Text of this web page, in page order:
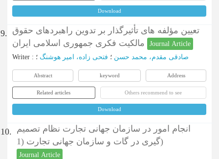
Download
9. تعیین مؤلفه های تأثیرگذار بر تدوین راهبردهای حقوق
Journal Article
Writer : صادقی مقدم، محمد حسن ؛ فتحی زاده، امیر هوشنگ ؛
Abstract keyword Address
Related articles Others recommend to see
Download
10. انجام امور در سازمان جهانی تجارت نظام تصمیم
گیری در گات و سازمان جهانی تجارت (1)
Journal Article